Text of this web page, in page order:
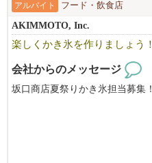
アルバイト フード・飲食店
AKIMMOTO, Inc.
楽しくかき氷を作りましょう！
会社からのメッセージ
坂口商店夏祭りかき氷担当募集！